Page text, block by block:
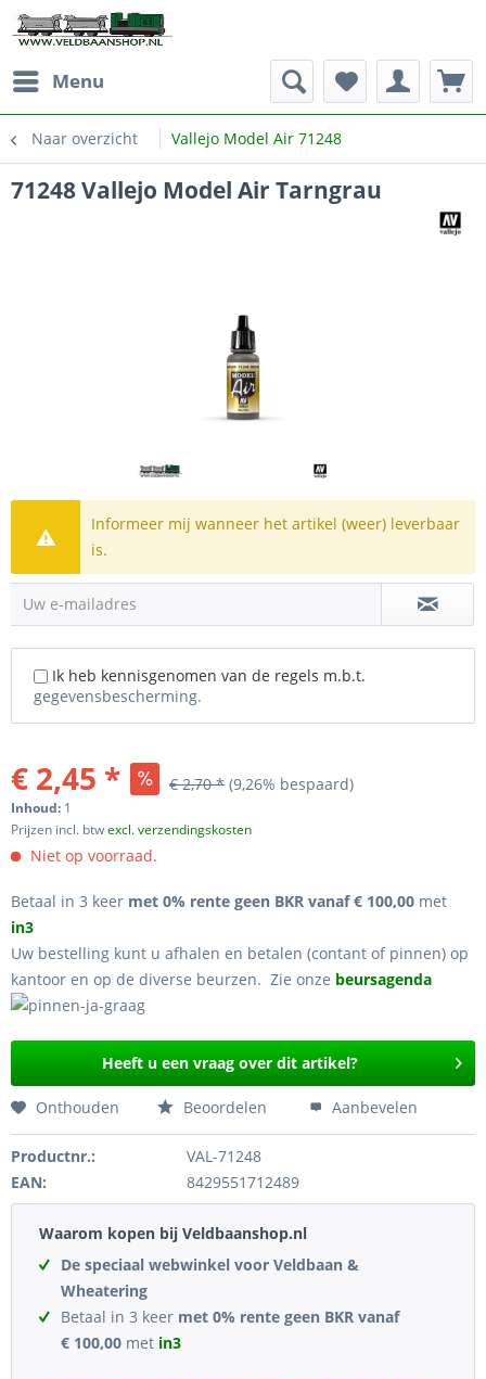
Menu
Naar overzicht Vallejo Model Air 71248
71248 Vallejo Model Air Tarngrau
Informeer mij wanneer het artikel (weer) leverbaar
is.
Uw e-mailadres
Ik heb kennisgenomen van de regels m.b.t.
gegevensbescherming.
€ 2,45 * € 2,70 * (9,26% bespaard)
Inhoud: 1
Prijzen incl. btwexcl. verzendingskosten
Niet op voorraad.
Betaal in 3 keer met 0% rente geen BKR vanaf € 100,00 met
in3
Uw bestelling kunt u afhalen en betalen (contant of pinnen) op
kantoor en op de diverse beurzen. Zie onze beursagenda
Heeft u een vraag over dit artikel?
Onthouden Beoordelen Aanbevelen
Productnr.:
VAL-71248
EAN:
8429551712489
Waarom kopen bij Veldbaanshop.nl
De speciaal webwinkel voor Veldbaan &
Wheatering
Betaal in 3 keer met 0% rente geen BKR vanaf
€ 100,00 met in3